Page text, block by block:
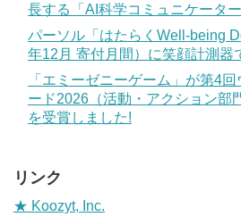
長する「AI科学コミュニケータ
パーソル「はたらくWell-being
年12月 寄付月間）に笑顔計測器
「エミーゼニーゲーム」が第4
ード2026（活動・アクション部
を受賞しました!
リンク
★ Koozyt, Inc.